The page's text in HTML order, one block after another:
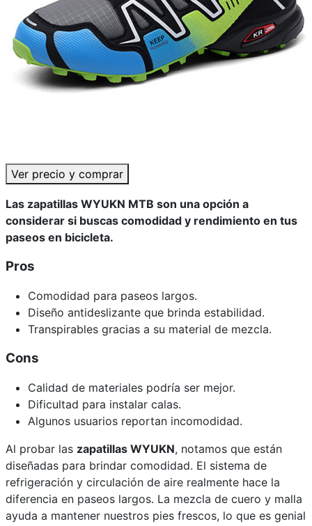
Ver precio y comprar
Las zapatillas WYUKN MTB son una opción a
considerar si buscas comodidad y rendimiento en tus
paseos en bicicleta.
Pros
Comodidad para paseos largos.
Diseño antideslizante que brinda estabilidad.
Transpirables gracias a su material de mezcla.
Cons
Calidad de materiales podría ser mejor.
Dificultad para instalar calas.
Algunos usuarios reportan incomodidad.
Al probar las zapatillas WYUKN, notamos que están
diseñadas para brindar comodidad. El sistema de
refrigeración y circulación de aire realmente hace la
diferencia en paseos largos. La mezcla de cuero y malla
ayuda a mantener nuestros pies frescos, lo que es genial